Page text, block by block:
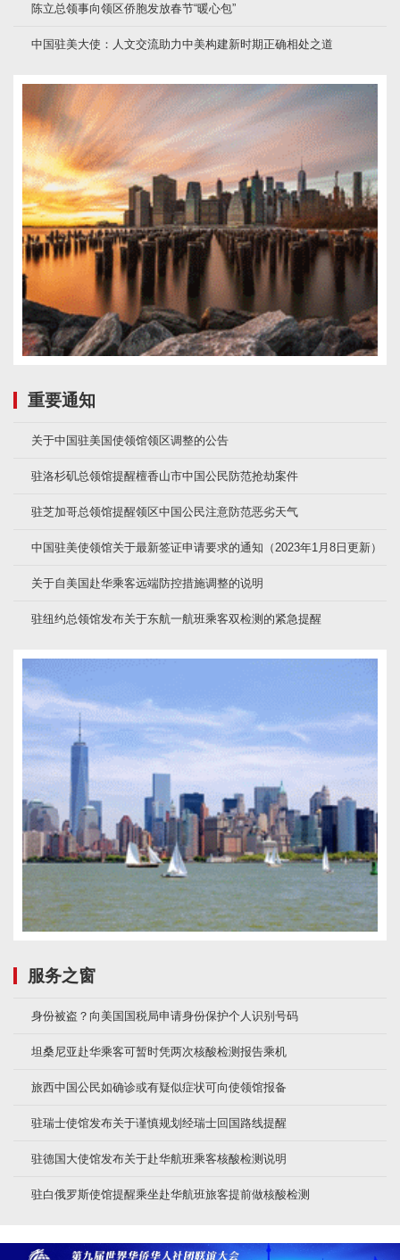
陈立总领事向领区侨胞发放春节“暖心包”
中国驻美大使：人文交流助力中美构建新时期正确相处之道
重要通知
关于中国驻美国使领馆领区调整的公告
驻洛杉矶总领馆提醒檀香山市中国公民防范抢劫案件
驻芝加哥总领馆提醒领区中国公民注意防范恶劣天气
中国驻美使领馆关于最新签证申请要求的通知（2023年1月8日更新）
关于自美国赴华乘客远端防控措施调整的说明
驻纽约总领馆发布关于东航一航班乘客双检测的紧急提醒
服务之窗
身份被盗？向美国国税局申请身份保护个人识别号码
坦桑尼亚赴华乘客可暂时凭两次核酸检测报告乘机
旅西中国公民如确诊或有疑似症状可向使领馆报备
驻瑞士使馆发布关于谨慎规划经瑞士回国路线提醒
驻德国大使馆发布关于赴华航班乘客核酸检测说明
驻白俄罗斯使馆提醒乘坐赴华航班旅客提前做核酸检测